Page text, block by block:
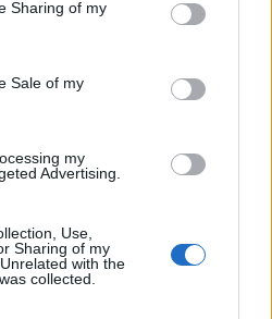
behaviour. You may click to
and its third-party tags to
purposes in below Google
Sharing of my
Sale of my
my
Advertising.
Use,
Sharing of my
with the
collected.
jó évet, 4-5 százalék
a kínai gazdaság idén,
GDP-
gazdasági gondot
hogy Kína
háború egyik biztos